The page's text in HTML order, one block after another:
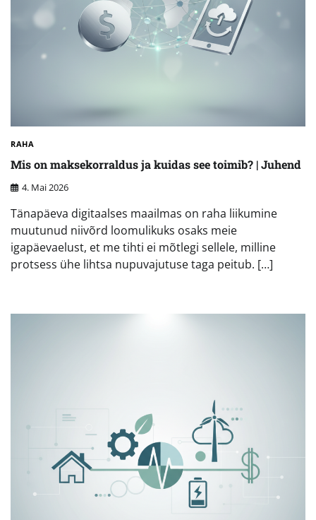
RAHA
Mis on maksekorraldus ja kuidas see toimib? | Juhend
4. Mai 2026
Tänapäeva digitaalses maailmas on raha liikumine
muutunud niivõrd loomulikuks osaks meie
igapäevaelust, et me tihti ei mõtlegi sellele, milline
protsess ühe lihtsa nupuvajutuse taga peitub. […]